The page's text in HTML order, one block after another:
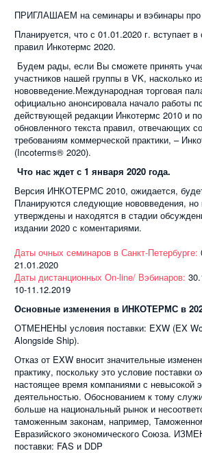
ПРИГЛАШАЕМ на семинары и вэбинары
Планируется, что с 01.01.2020 г. вступает
правил Инкотермс 2020.
Будем рады, если Вы сможете принять
участников нашей группы в VK, насколько
нововведение.Международная торговая
официально анонсировала начало работы
действующей редакции Инкотермс 2010 и
обновленного текста правил, отвечающих
требованиям коммерческой практики, –
(Incoterms® 2020).
Что нас ждет с 1 января 2020 года.
Версия ИНКОТЕРМС 2010, ожидается,
Планируются следующие нововведения, но
утверждены и находятся в стадии
издании 2020 с коментариями.
Даты очных семинаров в Санкт-Петербурге:
21.01.2020
Даты дистанционных On-line/ Вэбинаров:
10-11.12.2019
Основные изменения в ИНКОТЕРМС в
ОТМЕНЕНЫ условия поставки: EXW (EX
Alongside Ship).
Отказ от EXW вносит значительные
практику, поскольку это условие поставки
настоящее время компаниями с невысокой
деятельностью. Обоснованием к тому
больше на национальный рынок и
таможенным законам, например,
Евразийского экономического Союза.
поставки: FAS и DDP